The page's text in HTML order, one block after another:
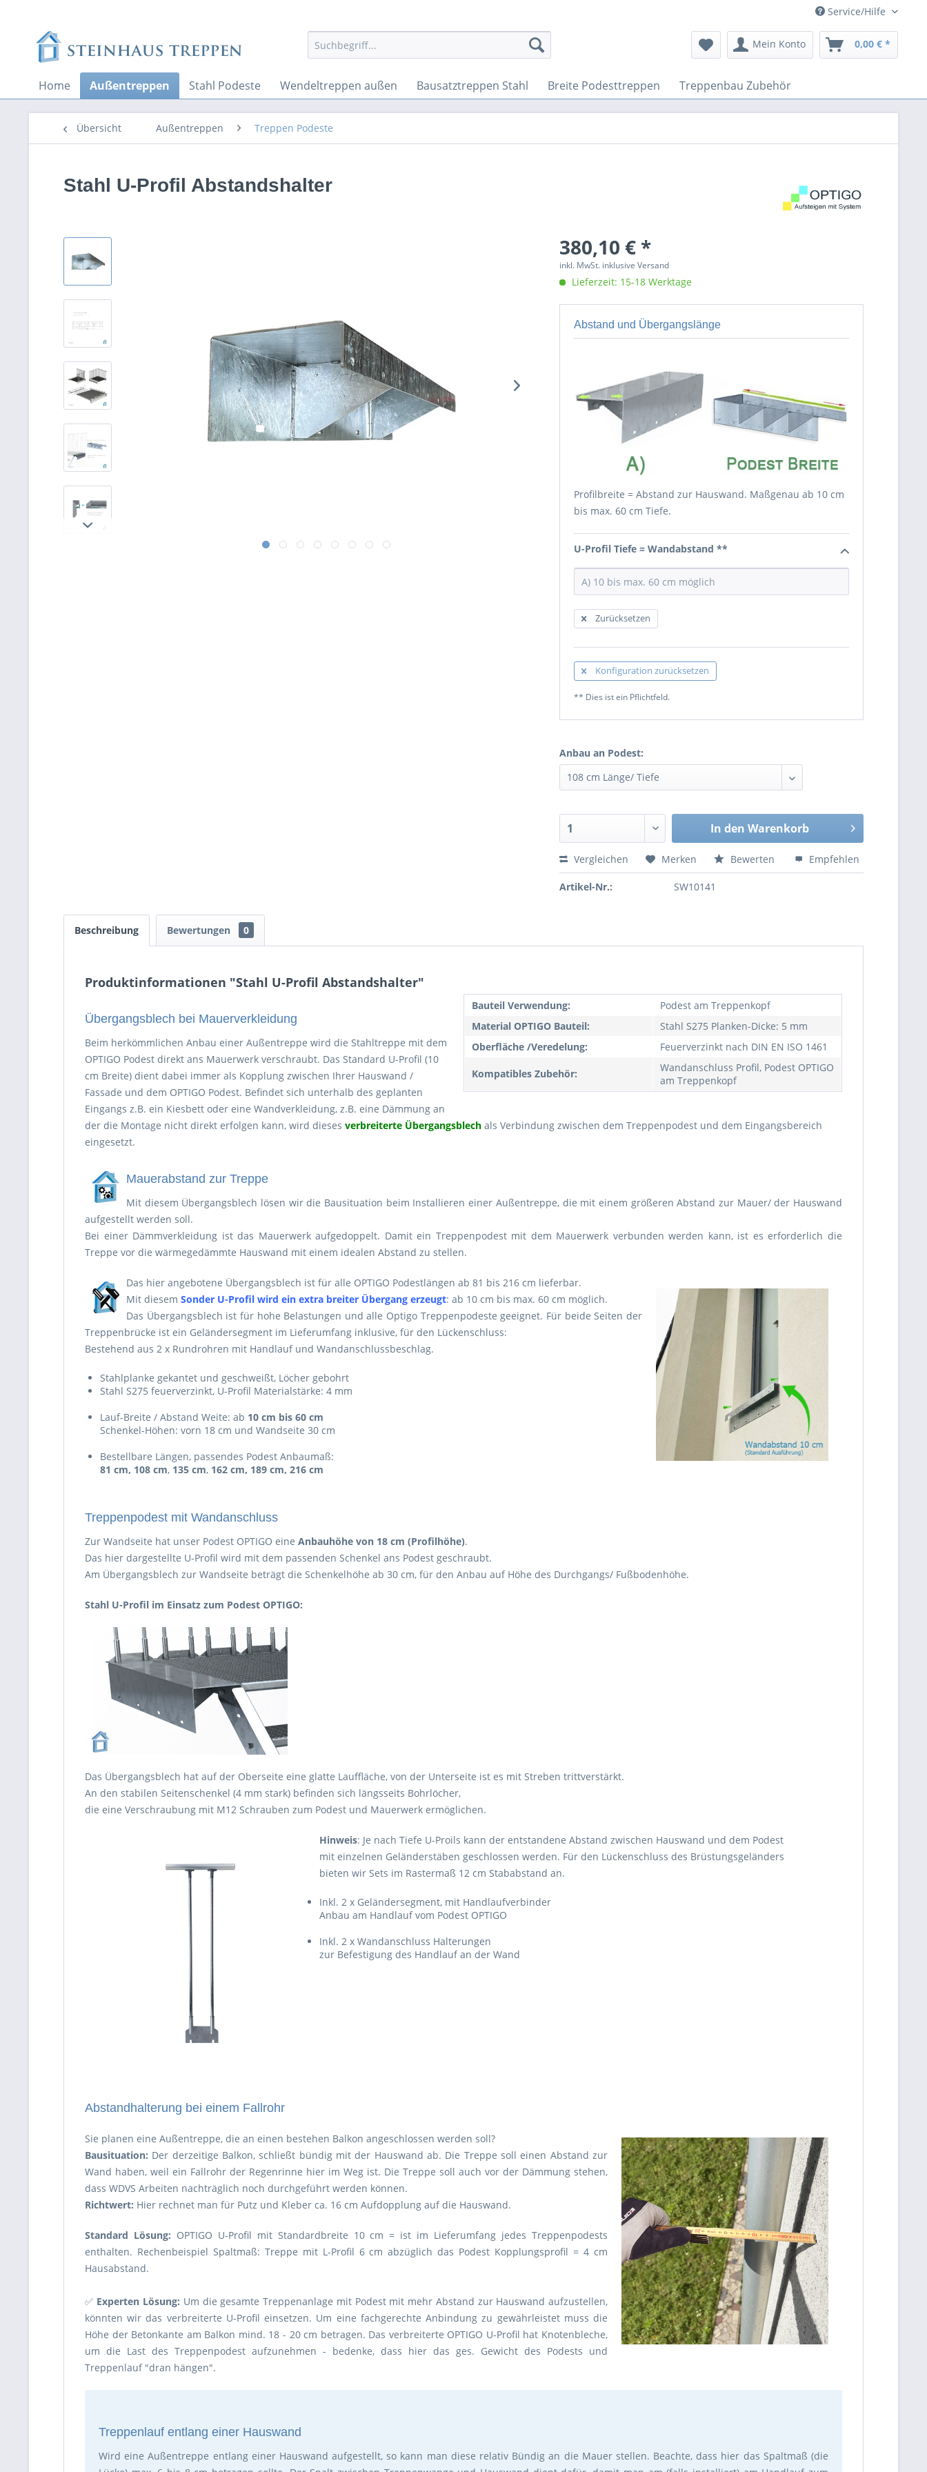
Service/Hilfe
Mein Konto 0,00 € *
Home Außentreppen Stahl Podeste Wendeltreppen außen Bausatztreppen Stahl Breite Podesttreppen Treppenbau Zubehör
Übersicht Außentreppen Treppen Podeste
Stahl U-Profil Abstandshalter
380,10 € *
inkl. MwSt. inklusive Versand
Lieferzeit: 15-18 Werktage
Abstand und Übergangslänge
Profilbreite = Abstand zur Hauswand. Maßgenau ab 10 cm
bis max. 60 cm Tiefe.
U-Profil Tiefe = Wandabstand **
Zurücksetzen
Konfiguration zurücksetzen
** Dies ist ein Pflichtfeld.
Anbau an Podest:
In den Warenkorb
Vergleichen Merken Bewerten Empfehlen
Artikel-Nr.: SW10141
Beschreibung Bewertungen 0
Produktinformationen "Stahl U-Profil Abstandshalter"
Bauteil Verwendung:
Podest am Treppenkopf
Material OPTIGO Bauteil:
Stahl S275 Planken-Dicke: 5 mm
Oberfläche /Veredelung:
Feuerverzinkt nach DIN EN ISO 1461
Kompatibles Zubehör:
Wandanschluss Profil, Podest OPTIGO
am Treppenkopf
Übergangsblech bei Mauerverkleidung
Beim herkömmlichen Anbau einer Außentreppe wird die Stahltreppe mit dem
OPTIGO Podest direkt ans Mauerwerk verschraubt. Das Standard U-Profil (10
cm Breite) dient dabei immer als Kopplung zwischen Ihrer Hauswand /
Fassade und dem OPTIGO Podest. Befindet sich unterhalb des geplanten
Eingangs z.B. ein Kiesbett oder eine Wandverkleidung, z.B. eine Dämmung an
der die Montage nicht direkt erfolgen kann, wird dieses verbreiterte Übergangsblech als Verbindung zwischen dem Treppenpodest und dem Eingangsbereich
eingesetzt.
Mauerabstand zur Treppe
Mit diesem Übergangsblech lösen wir die Bausituation beim Installieren einer Außentreppe, die mit einem größeren Abstand zur Mauer/ der Hauswand
aufgestellt werden soll.
Bei einer Dämmverkleidung ist das Mauerwerk aufgedoppelt. Damit ein Treppenpodest mit dem Mauerwerk verbunden werden kann, ist es erforderlich die
Treppe vor die wärmegedämmte Hauswand mit einem idealen Abstand zu stellen.
Das hier angebotene Übergangsblech ist für alle OPTIGO Podestlängen ab 81 bis 216 cm lieferbar.
Mit diesem Sonder U-Profil wird ein extra breiter Übergang erzeugt: ab 10 cm bis max. 60 cm möglich.
Das Übergangsblech ist für hohe Belastungen und alle Optigo Treppenpodeste geeignet. Für beide Seiten der
Treppenbrücke ist ein Geländersegment im Lieferumfang inklusive, für den Lückenschluss:
Bestehend aus 2 x Rundrohren mit Handlauf und Wandanschlussbeschlag.
Stahlplanke gekantet und geschweißt, Löcher gebohrt
Stahl S275 feuerverzinkt, U-Profil Materialstärke: 4 mm
Lauf-Breite / Abstand Weite: ab 10 cm bis 60 cm
Schenkel-Höhen: vorn 18 cm und Wandseite 30 cm
Bestellbare Längen, passendes Podest Anbaumaß:
81 cm, 108 cm, 135 cm, 162 cm, 189 cm, 216 cm
Treppenpodest mit Wandanschluss
Zur Wandseite hat unser Podest OPTIGO eine Anbauhöhe von 18 cm (Profilhöhe).
Das hier dargestellte U-Profil wird mit dem passenden Schenkel ans Podest geschraubt.
Am Übergangsblech zur Wandseite beträgt die Schenkelhöhe ab 30 cm, für den Anbau auf Höhe des Durchgangs/ Fußbodenhöhe.
Stahl U-Profil im Einsatz zum Podest OPTIGO:
Das Übergangsblech hat auf der Oberseite eine glatte Lauffläche, von der Unterseite ist es mit Streben trittverstärkt.
An den stabilen Seitenschenkel (4 mm stark) befinden sich längsseits Bohrlöcher,
die eine Verschraubung mit M12 Schrauben zum Podest und Mauerwerk ermöglichen.
Hinweis: Je nach Tiefe U-Proils kann der entstandene Abstand zwischen Hauswand und dem Podest
mit einzelnen Geländerstäben geschlossen werden. Für den Lückenschluss des Brüstungsgeländers
bieten wir Sets im Rastermaß 12 cm Stababstand an.
Inkl. 2 x Geländersegment, mit Handlaufverbinder
Anbau am Handlauf vom Podest OPTIGO
Inkl. 2 x Wandanschluss Halterungen
zur Befestigung des Handlauf an der Wand
Abstandhalterung bei einem Fallrohr
Sie planen eine Außentreppe, die an einen bestehen Balkon angeschlossen werden soll?
Bausituation: Der derzeitige Balkon, schließt bündig mit der Hauswand ab. Die Treppe soll einen Abstand zur
Wand haben, weil ein Fallrohr der Regenrinne hier im Weg ist. Die Treppe soll auch vor der Dämmung stehen,
dass WDVS Arbeiten nachträglich noch durchgeführt werden können.
Richtwert: Hier rechnet man für Putz und Kleber ca. 16 cm Aufdopplung auf die Hauswand.
Standard Lösung: OPTIGO U-Profil mit Standardbreite 10 cm = ist im Lieferumfang jedes Treppenpodests
enthalten. Rechenbeispiel Spaltmaß: Treppe mit L-Profil 6 cm abzüglich das Podest Kopplungsprofil = 4 cm
Hausabstand.
✅ Experten Lösung: Um die gesamte Treppenanlage mit Podest mit mehr Abstand zur Hauswand aufzustellen,
könnten wir das verbreiterte U-Profil einsetzen. Um eine fachgerechte Anbindung zu gewährleistet muss die
Höhe der Betonkante am Balkon mind. 18 - 20 cm betragen. Das verbreiterte OPTIGO U-Profil hat Knotenbleche,
um die Last des Treppenpodest aufzunehmen - bedenke, dass hier das ges. Gewicht des Podests und
Treppenlauf "dran hängen".
Treppenlauf entlang einer Hauswand
Wird eine Außentreppe entlang einer Hauswand aufgestellt, so kann man diese relativ Bündig an die Mauer stellen. Beachte, dass hier das Spaltmaß (die